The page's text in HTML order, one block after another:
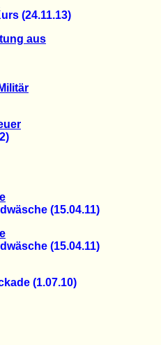
(24.11.13)
aus
(15.04.11)
(15.04.11)
(1.07.10)